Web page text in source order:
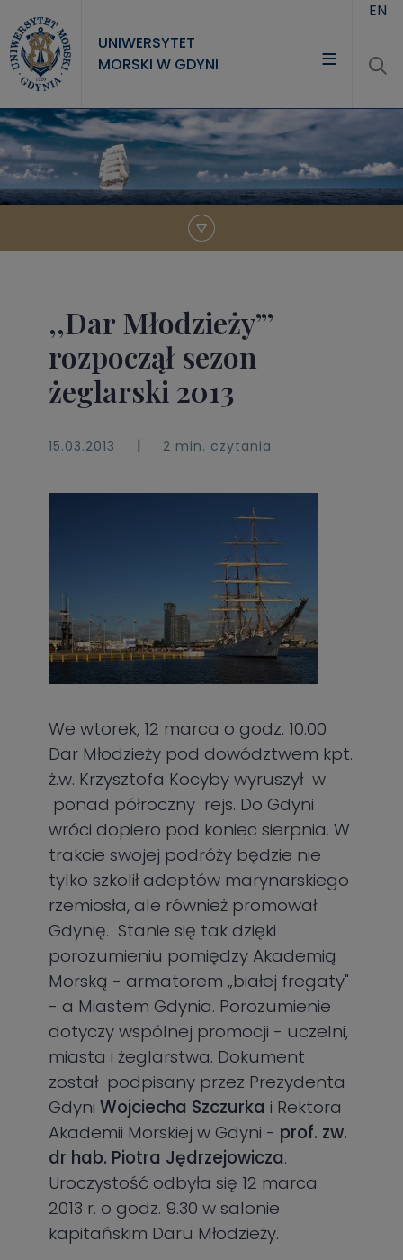
UNIWERSYTET
MORSKI W GDYNI
UNIWERSYTET
STUDIA
NAUKA
EN
,,Dar Młodzieży”’
rozpoczął sezon
żeglarski 2013
15.03.2013 | 2 min. czytania
We wtorek, 12 marca o godz. 10.00
Dar Młodzieży pod dowództwem kpt.
ż.w. Krzysztofa Kocyby wyruszył w
ponad półroczny rejs. Do Gdyni
wróci dopiero pod koniec sierpnia. W
trakcie swojej podróży będzie nie
tylko szkolił adeptów marynarskiego
rzemiosła, ale również promował
Gdynię. Stanie się tak dzięki
porozumieniu pomiędzy Akademią
Morską - armatorem „białej fregaty"
- a Miastem Gdynia. Porozumienie
dotyczy wspólnej promocji - uczelni,
miasta i żeglarstwa. Dokument
został podpisany przez Prezydenta
GdyniWojciecha Szczurka i Rektora
Akademii Morskiej w Gdyni - prof. zw.
dr hab. Piotra Jędrzejowicza.
Uroczystość odbyła się 12 marca
2013 r. o godz. 9.30 w salonie
kapitańskim Daru Młodzieży.